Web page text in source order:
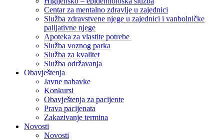
Centar za mentalno zdravlje u zajednici
Služba zdravstvene njege u zajednici i vanbolničke
palijativne njege
Apoteka za vlastite potrebe
Služba voznog parka
Služba za kvalitet
Služba održavanja
Obavještenja
Javne nabavke
Konkursi
Obavještenja za pacijente
Prava pacijenata
Zakazivanje termina
Novosti
Novosti